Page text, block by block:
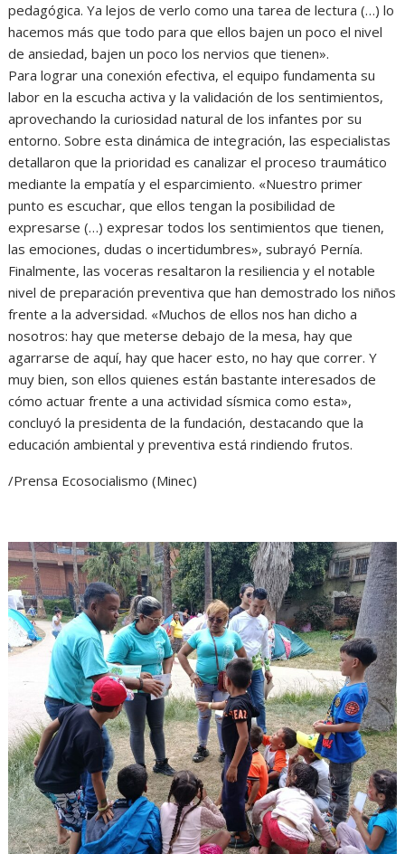
pedagógica. Ya lejos de verlo como una tarea de lectura (…) lo
hacemos más que todo para que ellos bajen un poco el nivel
de ansiedad, bajen un poco los nervios que tienen».
Para lograr una conexión efectiva, el equipo fundamenta su
labor en la escucha activa y la validación de los sentimientos,
aprovechando la curiosidad natural de los infantes por su
entorno. Sobre esta dinámica de integración, las especialistas
detallaron que la prioridad es canalizar el proceso traumático
mediante la empatía y el esparcimiento. «Nuestro primer
punto es escuchar, que ellos tengan la posibilidad de
expresarse (…) expresar todos los sentimientos que tienen,
las emociones, dudas o incertidumbres», subrayó Pernía.
Finalmente, las voceras resaltaron la resiliencia y el notable
nivel de preparación preventiva que han demostrado los niños
frente a la adversidad. «Muchos de ellos nos han dicho a
nosotros: hay que meterse debajo de la mesa, hay que
agarrarse de aquí, hay que hacer esto, no hay que correr. Y
muy bien, son ellos quienes están bastante interesados de
cómo actuar frente a una actividad sísmica como esta»,
concluyó la presidenta de la fundación, destacando que la
educación ambiental y preventiva está rindiendo frutos.
/Prensa Ecosocialismo (Minec)